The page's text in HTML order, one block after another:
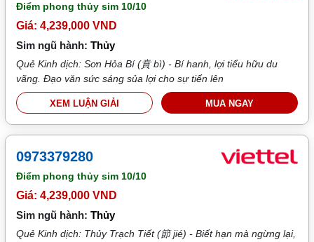
Điểm phong thủy sim10/10
Giá: 4,239,000 VND
Sim ngũ hành:Thủy
Quẻ Kinh dịch: Sơn Hỏa Bí (賁 bì) - Bí hanh, lợi tiểu hữu du
vãng. Đạo văn sức sáng sủa lợi cho sự tiến lên
XEM LUẬN GIẢI MUA NGAY
0973379280
Điểm phong thủy sim 10/10
Giá: 4,239,000 VND
Sim ngũ hành:Thủy
Quẻ Kinh dịch: Thủy Trạch Tiết (節 jié) - Biết hạn mà ngừng lại,